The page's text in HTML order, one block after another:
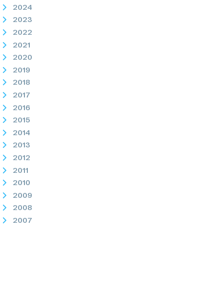
2024
2023
2022
2021
2020
2019
2018
2017
2016
2015
2014
2013
2012
2011
2010
2009
2008
2007